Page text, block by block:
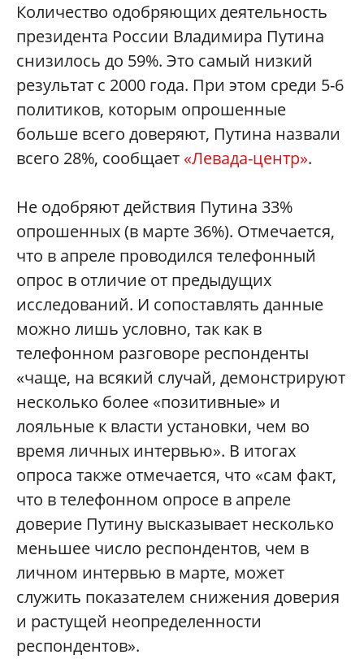
Количество одобряющих деятельность
президента России Владимира Путина
снизилось до 59%. Это самый низкий
результат с 2000 года. При этом среди 5-6
политиков, которым опрошенные
больше всего доверяют, Путина назвали
всего 28%, сообщает «Левада-центр».
Не одобряют действия Путина 33%
опрошенных (в марте 36%). Отмечается,
что в апреле проводился телефонный
опрос в отличие от предыдущих
исследований. И сопоставлять данные
можно лишь условно, так как в
телефонном разговоре респонденты
«чаще, на всякий случай, демонстрируют
несколько более «позитивные» и
лояльные к власти установки, чем во
время личных интервью». В итогах
опроса также отмечается, что «сам факт,
что в телефонном опросе в апреле
доверие Путину высказывает несколько
меньшее число респондентов, чем в
личном интервью в марте, может
служить показателем снижения доверия
и растущей неопределенности
респондентов».